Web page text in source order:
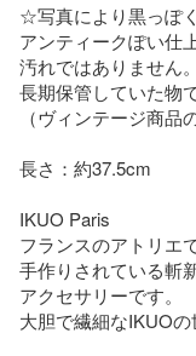
☆写真により黒っぽ
アンティークぽい仕
汚れではありません。
長期保管していた物で
（ヴィンテージ商品
長さ：約37.5cm
IKUO Paris
フランスのアトリエ
手作りされている斬
アクセサリーです。
大胆で繊細なIKUOの